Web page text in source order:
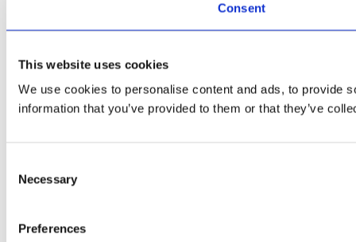
Consent
This website uses cookies
We use cookies to personalise content and ads, to provide
information that you’ve provided to them or that they’ve
Selection
Necessary
Preferences